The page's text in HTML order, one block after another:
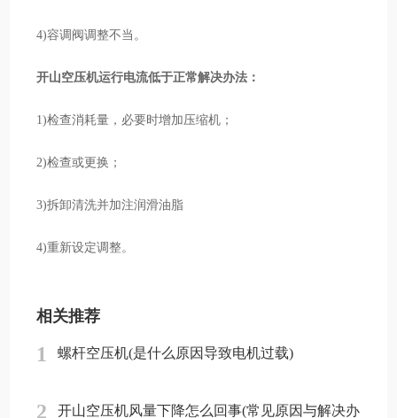
4)容调阀调整不当。
开山空压机运行电流低于正常解决办法：
1)检查消耗量，必要时增加压缩机；
2)检查或更换；
3)拆卸清洗并加注润滑油脂
4)重新设定调整。
相关推荐
1 螺杆空压机(是什么原因导致电机过载)
2
开山空压机风量下降怎么回事(常见原因与解决办